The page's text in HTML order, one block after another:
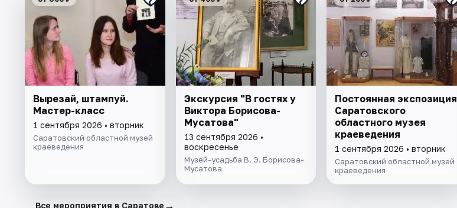
Вырезай, штампуй.
Мастер-класс
1 сентября 2026 • вторник
Саратовский областной музей
краеведения
Экскурсия "В гостях у
Виктора Борисова-
Мусатова"
13 сентября 2026 •
воскресенье
Музей-усадьба В. Э. Борисова-
Мусатова
Постоянная экспозиция
Саратовского
областного музея
краеведения
1 сентября 2026 • вторник
Саратовский областной музей
краеведения
Все мероприятия в Саратове →